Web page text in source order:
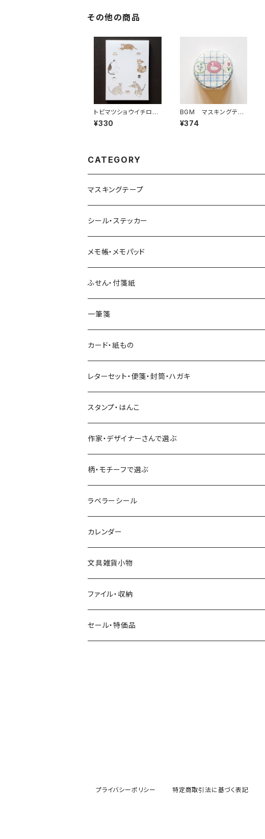
その他の商品
トビマツショウイチロウ
OTEGARU MEMO
猫三昧 メモ帳
¥330
BGM マスキングテー
プ ブローチ
¥374
CATEGORY
マスキングテープ
ヨハク
和紙
透明クリア
Hutte paper works （プロペラスタジオ）
ネクタイ
透明クリアテープ
柄・モチーフで選ぶ（マステ）
いちご・ストロベリー
フルーツ・野菜
ミモザ
お花・フラワー・グリーン・植物
マインドウェイブ
水縞
大枝活版室
星燈社
ミナペルホネン
BGM
eric
SAIEN
田村美紀
パピアプラッツ（作家もの）
シール・ステッカー
フレークシール
パピアプラッツ（作家もの）
ヨハク
ステッカーシール
マインドウェイブ
田村美紀
立体シール
メモ帳・メモパッド
ヨハク
HUTTE PAPER WORKS
表現社（作家もの）
星燈社
古川紙工
大枝活版室
ふせん・付箋紙
ヨハク
HUTTE PAPER WORKS
古川紙工
表現社（作家もの）
ロール付箋
一筆箋
カード・紙もの
レターセット・便箋・封筒・ハガキ
古川紙工
表現社（作家もの）
スタンプ・はんこ
Hutte paper works
ヨハク
作家・デザイナーさんで選ぶ
ネクタイ
Hutte paper works
ヨハク
eric
浅野みどり
西淑
柄・モチーフで選ぶ
フルーツ
食べ物・フード・スイーツ
パン・ブレッド
カフェ
コーヒー・飲み物・クリームソーダ
ラベラーシール
カレンダー
文具雑貨小物
ファイル・収納
セール・特価品
プライバシーポリシー 特定商取引法に基づく表記